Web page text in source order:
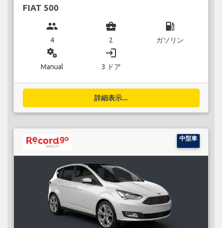
FIAT 500
group
4
business_center
2
local_gas_station
ガソリン
miscellaneous_services
Manual
login
3 ドア
詳細表示...
中型車